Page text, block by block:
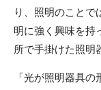
り、照明のことで
明に強く興味を持
所で手掛けた照明
「光が照明器具